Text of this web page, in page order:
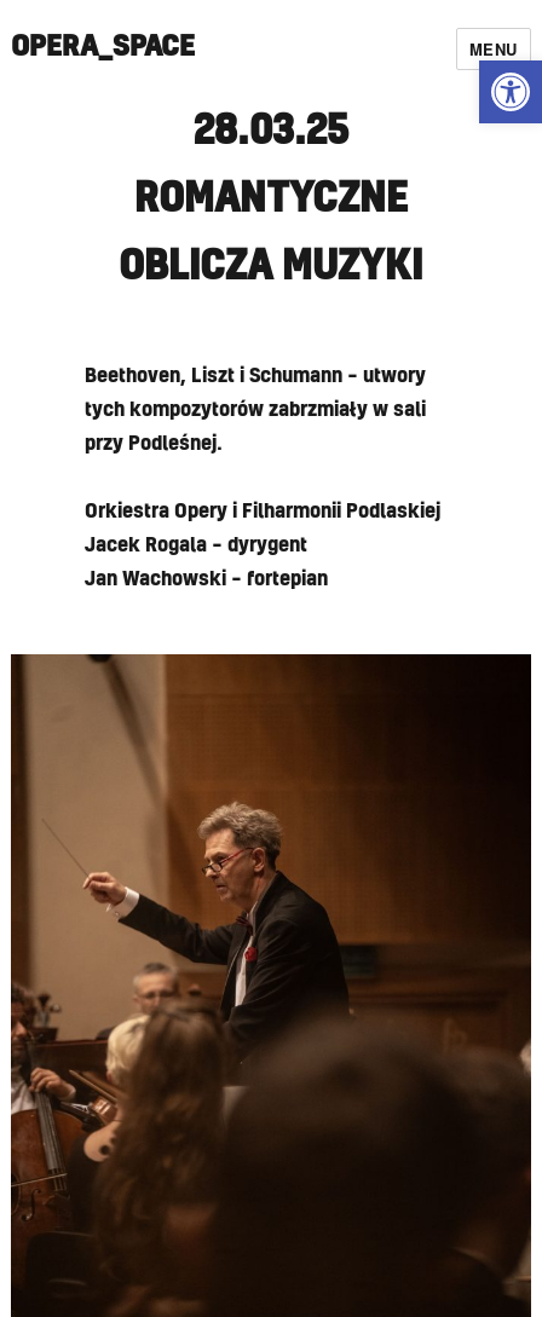
OPERA_SPACE MENU
28.03.25
ROMANTYCZNE
OBLICZA MUZYKI
Beethoven, Liszt i Schumann – utwory
tych kompozytorów zabrzmiały w sali
przy Podleśnej.
Orkiestra Opery i Filharmonii Podlaskiej
Jacek Rogala – dyrygent
Jan Wachowski – fortepian